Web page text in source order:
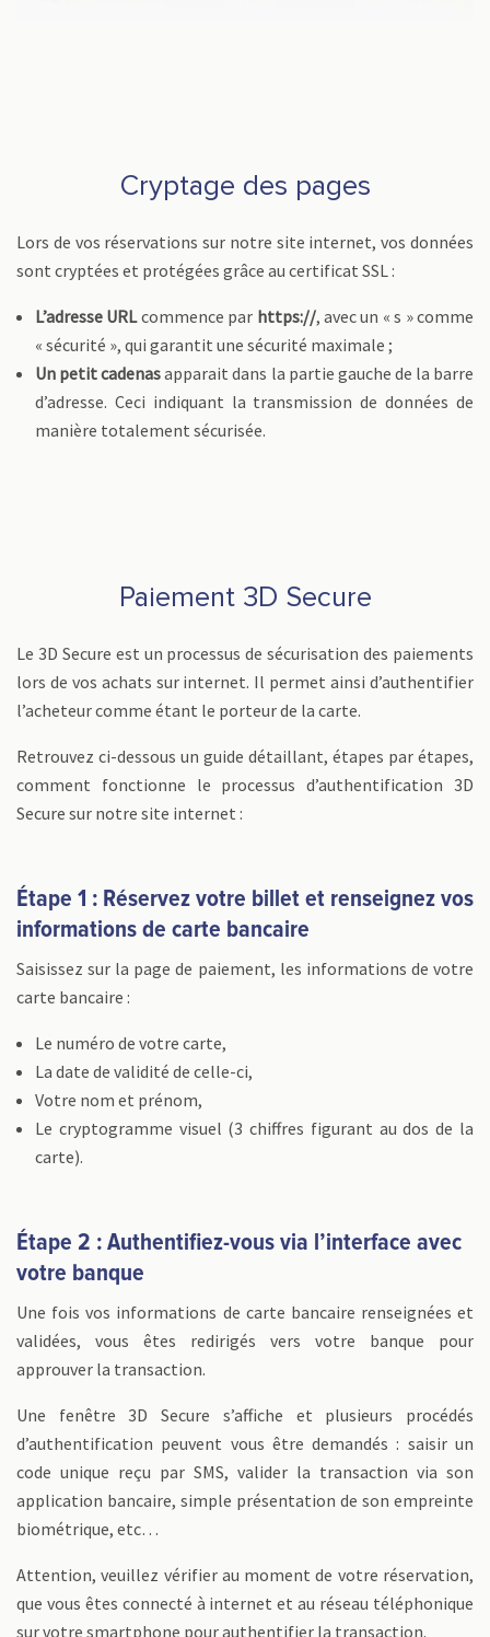
Cryptage des pages
Lors de vos réservations sur notre site internet, vos données
sont cryptées et protégées grâce au certificat SSL :
L’adresse URLcommence par https://, avec un « s » comme
« sécurité », qui garantit une sécurité maximale ;
Un petit cadenasapparait dans la partie gauche de la barre
d’adresse. Ceci indiquant la transmission de données de
manière totalement sécurisée.
Paiement 3D Secure
Le 3D Secure est un processus de sécurisation des paiements
lors de vos achats sur internet. Il permet ainsi d’authentifier
l’acheteur comme étant le porteur de la carte.
Retrouvez ci-dessous un guide détaillant, étapes par étapes,
comment fonctionne le processus d’authentification 3D
Secure sur notre site internet :
Étape 1 : Réservez votre billet et renseignez vos
informations de carte bancaire
Saisissez sur la page de paiement, les informations de votre
carte bancaire :
Le numéro de votre carte,
La date de validité de celle-ci,
Votre nom et prénom,
Le cryptogramme visuel (3 chiffres figurant au dos de la
carte).
Étape 2 : Authentifiez-vous via l’interface avec
votre banque
Une fois vos informations de carte bancaire renseignées et
validées, vous êtes redirigés vers votre banque pour
approuver la transaction.
Une fenêtre 3D Secure s’affiche et plusieurs procédés
d’authentification peuvent vous être demandés : saisir un
code unique reçu par SMS, valider la transaction via son
application bancaire, simple présentation de son empreinte
biométrique, etc…
Attention, veuillez vérifier au moment de votre réservation,
que vous êtes connecté à internet et au réseau téléphonique
sur votre smartphone pour authentifier la transaction.